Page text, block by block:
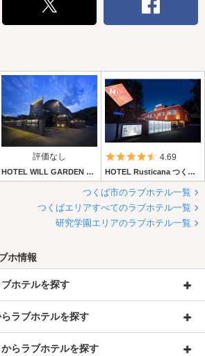
評価なし
HOTEL WILL GARDEN つくば (ウィルガーデンツクバ)
5つ星のうち
4.69
HOTEL Rusticana つくば (ホテル ルスティカーナつくば)
つくば市のラブホテル一覧
つくばエリアすべてのラブホテル一覧
研究学園エリアのラブホテル一覧
ホ情報
ホテルを探す
ラブホテルを探す
らラブホテルを探す